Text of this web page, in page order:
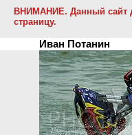
ВНИМАНИЕ. Данный сайт
страницу.
Иван Потанин